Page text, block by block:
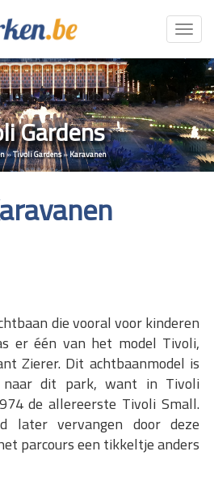
Gardens
»Tivoli Gardens»Karavanen
die vooral voor kinderen
er één van het model Tivoli,
Zierer. Dit achtbaanmodel is
naar dit park, want in Tivoli
de allereerste Tivoli Small.
later vervangen door deze
parcours een tikkeltje anders